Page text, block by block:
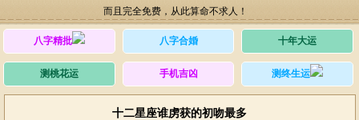
而且完全免费，从此算命不求人！
八字精批 八字合婚 十年大运
测桃花运 手机吉凶 测终生运
十二星座谁虏获的初吻最多